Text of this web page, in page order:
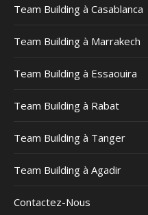
Team Building à Casablanca
Team Building à Marrakech
Team Building à Essaouira
Team Building à Rabat
Team Building à Tanger
Team Building à Agadir
Contactez-Nous